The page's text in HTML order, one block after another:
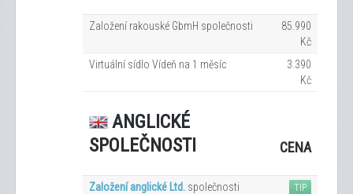
Založení rakouské GbmH společnosti
85.990
Kč
Virtuální sídlo Vídeň na 1 měsíc
3.390
Kč
ANGLICKÉ
SPOLEČNOSTI
CENA
Založení anglické Ltd. společnosti TIP